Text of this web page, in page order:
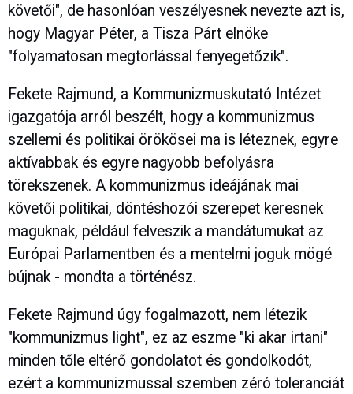
követői", de hasonlóan veszélyesnek nevezte azt is,
hogy Magyar Péter, a Tisza Párt elnöke
"folyamatosan megtorlással fenyegetőzik".
Fekete Rajmund, a Kommunizmuskutató Intézet
igazgatója arról beszélt, hogy a kommunizmus
szellemi és politikai örökösei ma is léteznek, egyre
aktívabbak és egyre nagyobb befolyásra
törekszenek. A kommunizmus ideájának mai
követői politikai, döntéshozói szerepet keresnek
maguknak, például felveszik a mandátumukat az
Európai Parlamentben és a mentelmi joguk mögé
bújnak - mondta a történész.
Fekete Rajmund úgy fogalmazott, nem létezik
"kommunizmus light", ez az eszme "ki akar irtani"
minden tőle eltérő gondolatot és gondolkodót,
ezért a kommunizmussal szemben zéró toleranciát